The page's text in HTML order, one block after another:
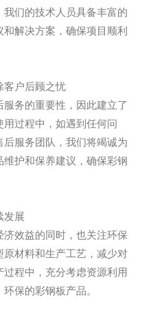
们的技术人员具备丰富的
解决方案，确保项目顺利
客户后顾之忧
务的重要性，因此建立了
过程中，如遇到任何问
服务团队，我们将竭诚为
护和保养建议，确保彩钢
发展
效益的同时，也关注环保
材料和生产工艺，减少对
程中，充分考虑资源利用
保的彩钢板产品。